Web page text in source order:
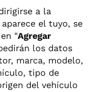
a la
el tuyo, se
"Agregar
los datos
marca, modelo,
tipo de
del vehículo